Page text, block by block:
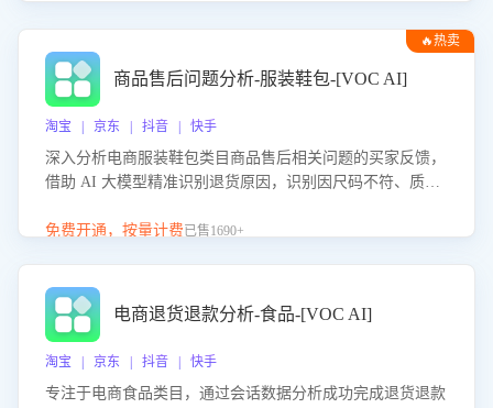
🔥热卖
商品售后问题分析-服装鞋包-[VOC AI]
淘宝 | 京东 | 抖音 | 快手
深入分析电商服装鞋包类目商品售后相关问题的买家反馈，
借助 AI 大模型精准识别退货原因，识别因尺码不符、质量
议，助力商家优化产品或服务，实现销售额的显著提升。
免费开通，按量计费已售1690+
电商退货退款分析-食品-[VOC AI]
淘宝 | 京东 | 抖音 | 快手
专注于电商食品类目，通过会话数据分析成功完成退货退款